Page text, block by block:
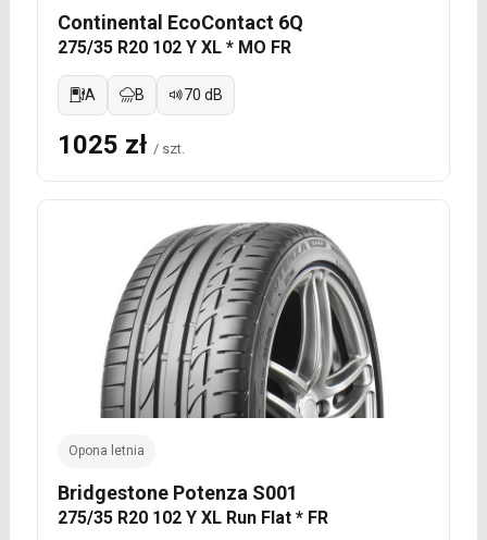
Continental EcoContact 6Q
275/35 R20 102 Y XL * MO FR
A B 70 dB
1025 zł / szt.
Opona letnia
Bridgestone Potenza S001
275/35 R20 102 Y XL Run Flat * FR